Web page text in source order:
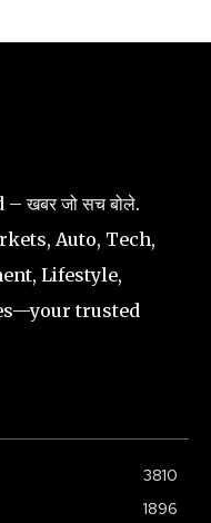
खबर जो सच बोले.
Auto, Tech,
Lifestyle,
trusted
3810
1896